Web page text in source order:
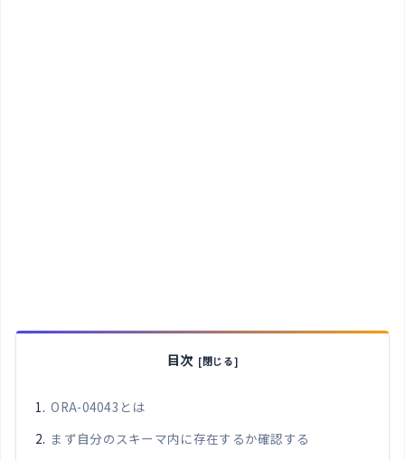
目次
ORA-04043とは
まず自分のスキーマ内に存在するか確認する